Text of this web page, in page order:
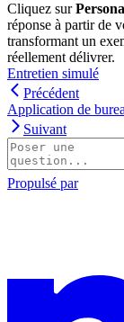
Cliquez sur
réponse à partir de
transformant un
réellement délivrer.
Entretien simulé
Précédent
Application de
Suivant
Propulsé par